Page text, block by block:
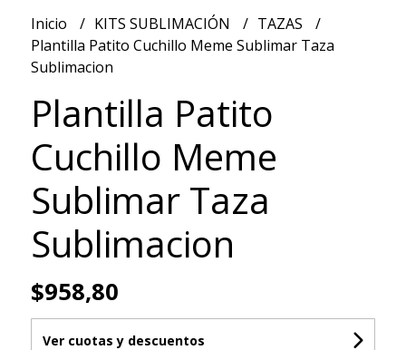
Inicio KITS SUBLIMACIÓN
TAZAS
Plantilla Patito Cuchillo Meme Sublimar Taza
Sublimacion
Plantilla Patito
Cuchillo Meme
Sublimar Taza
Sublimacion
$958,80
Ver cuotas y descuentos